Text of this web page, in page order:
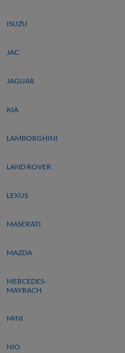
ISUZU
JAC
JAGUAR
KIA
LAMBORGHINI
LAND ROVER
LEXUS
MASERATI
MAZDA
MERCEDES-
MAYBACH
MINI
NIO